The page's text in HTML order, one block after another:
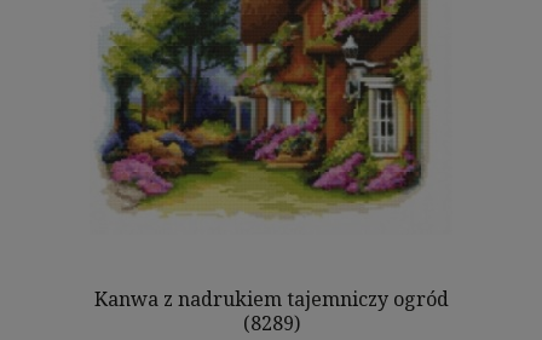
Kanwa z nadrukiem tajemniczy ogród
(8289)